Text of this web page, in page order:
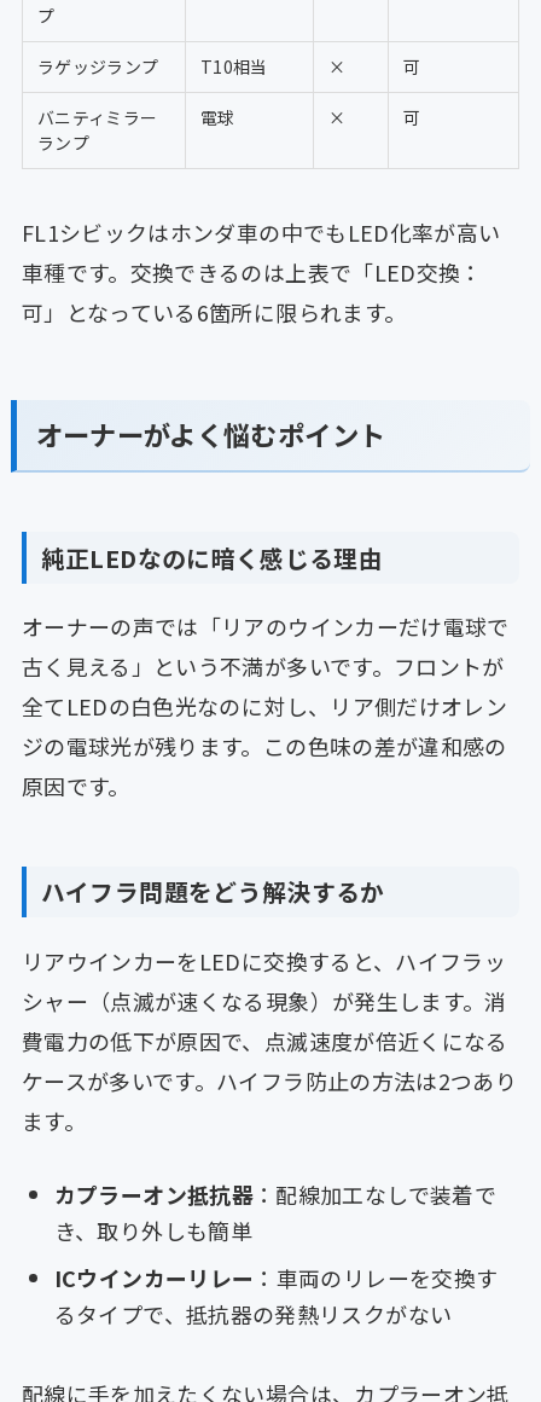
プ
ラゲッジランプ T10相当 × 可
バニティミラー
ランプ
電球 × 可
FL1シビックはホンダ車の中でもLED化率が高い
車種です。交換できるのは上表で「LED交換：
可」となっている6箇所に限られます。
オーナーがよく悩むポイント
純正LEDなのに暗く感じる理由
オーナーの声では「リアのウインカーだけ電球で
古く見える」という不満が多いです。フロントが
全てLEDの白色光なのに対し、リア側だけオレン
ジの電球光が残ります。この色味の差が違和感の
原因です。
ハイフラ問題をどう解決するか
リアウインカーをLEDに交換すると、ハイフラッ
シャー（点滅が速くなる現象）が発生します。消
費電力の低下が原因で、点滅速度が倍近くになる
ケースが多いです。ハイフラ防止の方法は2つあり
ます。
カプラーオン抵抗器 ：配線加工なしで装着で
き、取り外しも簡単
ICウインカーリレー ：車両のリレーを交換す
るタイプで、抵抗器の発熱リスクがない
配線に手を加えたくない場合は、カプラーオン抵